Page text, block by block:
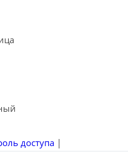
доступа |